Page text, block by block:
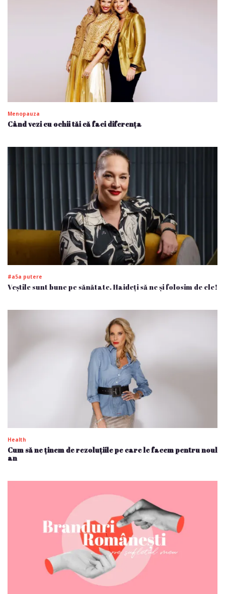
Menopauza
Când vezi cu ochii tăi că faci diferența
#a5a putere
Veștile sunt bune pe sănătate. Haideți să ne și folosim de ele!
Health
Cum să ne ținem de rezoluțiile pe care le facem pentru noul
an